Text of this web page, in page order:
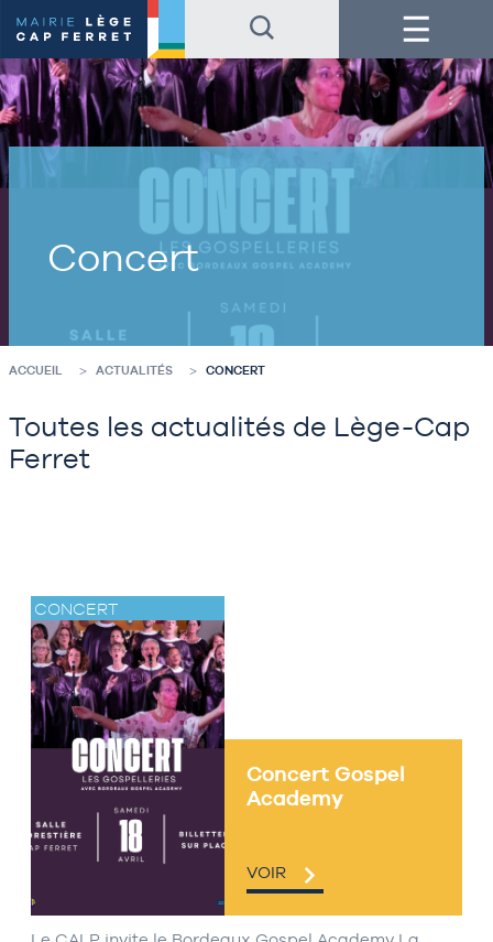
au
contenu
de
la
page
au
pied
de
page
Menu
Concert
ACCUEIL ACTUALITÉS CONCERT
Toutes les actualités de Lège-Cap
Ferret
CONCERT
Concert Gospel
Academy
VOIR